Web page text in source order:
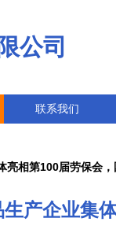
公司
联系我们
亮相第100届劳保会
产企业集